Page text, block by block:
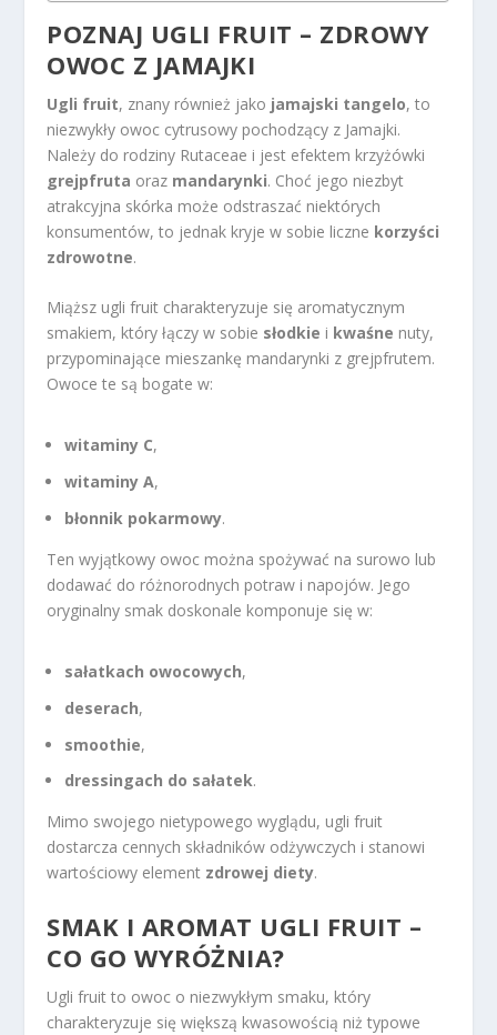
POZNAJ UGLI FRUIT – ZDROWY
OWOC Z JAMAJKI
Ugli fruit, znany również jako jamajski tangelo, to
niezwykły owoc cytrusowy pochodzący z Jamajki.
Należy do rodziny Rutaceae i jest efektem krzyżówki
grejpfruta oraz mandarynki. Choć jego niezbyt
atrakcyjna skórka może odstraszać niektórych
konsumentów, to jednak kryje w sobie liczne korzyści
zdrowotne.
Miąższ ugli fruit charakteryzuje się aromatycznym
smakiem, który łączy w sobie słodkie i kwaśne nuty,
przypominające mieszankę mandarynki z grejpfrutem.
Owoce te są bogate w:
witaminy C,
witaminy A,
błonnik pokarmowy.
Ten wyjątkowy owoc można spożywać na surowo lub
dodawać do różnorodnych potraw i napojów. Jego
oryginalny smak doskonale komponuje się w:
sałatkach owocowych,
deserach,
smoothie,
dressingach do sałatek.
Mimo swojego nietypowego wyglądu, ugli fruit
dostarcza cennych składników odżywczych i stanowi
wartościowy element zdrowej diety.
SMAK I AROMAT UGLI FRUIT –
CO GO WYRÓŻNIA?
Ugli fruit to owoc o niezwykłym smaku, który
charakteryzuje się większą kwasowością niż typowe